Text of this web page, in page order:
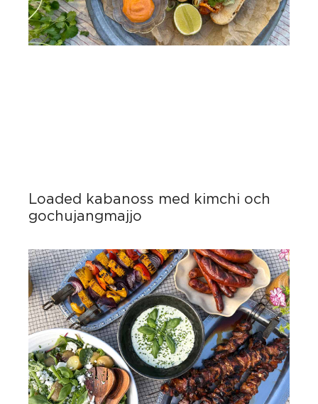
Loaded kabanoss med kimchi och
gochujangmajjo